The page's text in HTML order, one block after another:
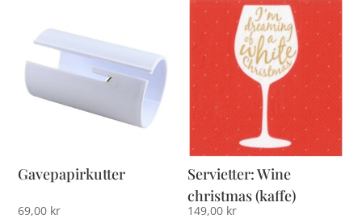
Gavepapirkutter
69,00 kr
Servietter: Wine
christmas (kaffe)
149,00 kr